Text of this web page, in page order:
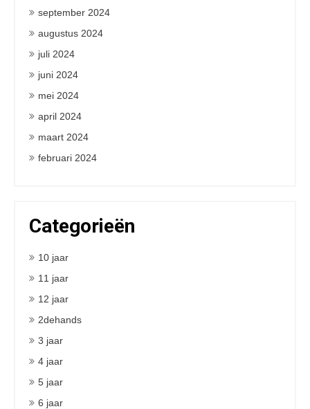
september 2024
augustus 2024
juli 2024
juni 2024
mei 2024
april 2024
maart 2024
februari 2024
Categorieën
10 jaar
11 jaar
12 jaar
2dehands
3 jaar
4 jaar
5 jaar
6 jaar